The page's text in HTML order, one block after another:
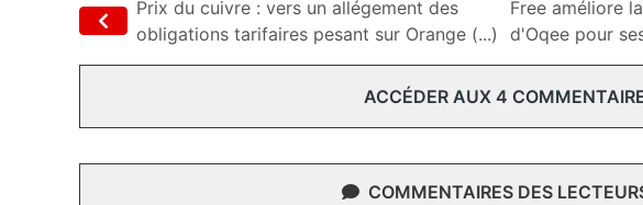
Prix du cuivre : vers un allégement des
obligations tarifaires pesant sur Orange (...)
Free améliore
d'Oqee pour
ACCÉDER AUX 4
COMMENTAIRES DES